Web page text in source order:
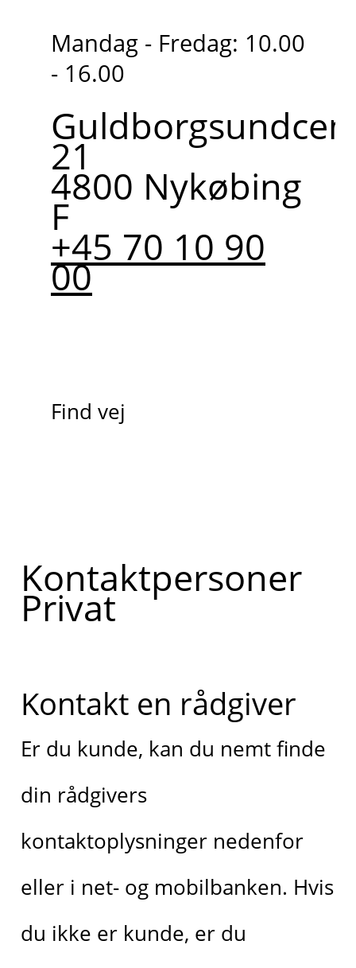
Mandag - Fredag: 10.00
- 16.00
21
4800 Nykøbing
F
+45 70 10 90
00
Find vej
Kontaktpersoner
Privat
Kontakt en rådgiver
Er du kunde, kan du nemt finde
din rådgivers
kontaktoplysninger nedenfor
eller i net- og mobilbanken. Hvis
du ikke er kunde, er du